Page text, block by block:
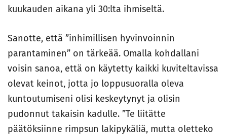
kuukauden aikana yli 30:lta ihmiseltä.
Sanotte, että ”inhimillisen hyvinvoinnin
parantaminen” on tärkeää. Omalla kohdallani
voisin sanoa, että on käytetty kaikki kuviteltavissa
olevat keinot, jotta jo loppusuoralla oleva
kuntoutumiseni olisi keskeytynyt ja olisin
pudonnut takaisin kadulle. ”Te liitätte
päätöksiinne rimpsun lakipykäliä, mutta oletteko